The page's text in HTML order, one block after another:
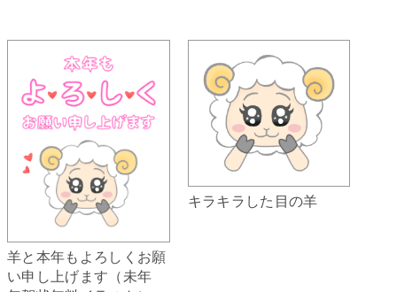
羊と本年もよろしくお願
い申し上げます（未年
キラキラした目の羊